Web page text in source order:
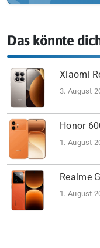
Das könnte
Xiaomi
3. August
Honor
1. August
Realme
1. August